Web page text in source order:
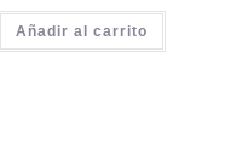
Añadir al carrito